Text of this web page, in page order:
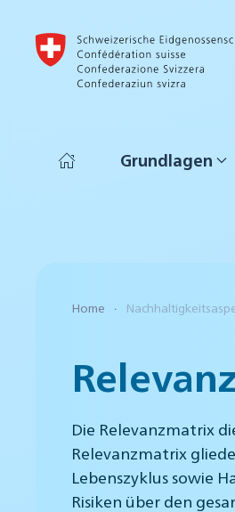
Skip to main content
Grundlagen
Home
Die Relevanzmatrix
Relevanzmatrix
Lebenszyklus sowie
Risiken über den